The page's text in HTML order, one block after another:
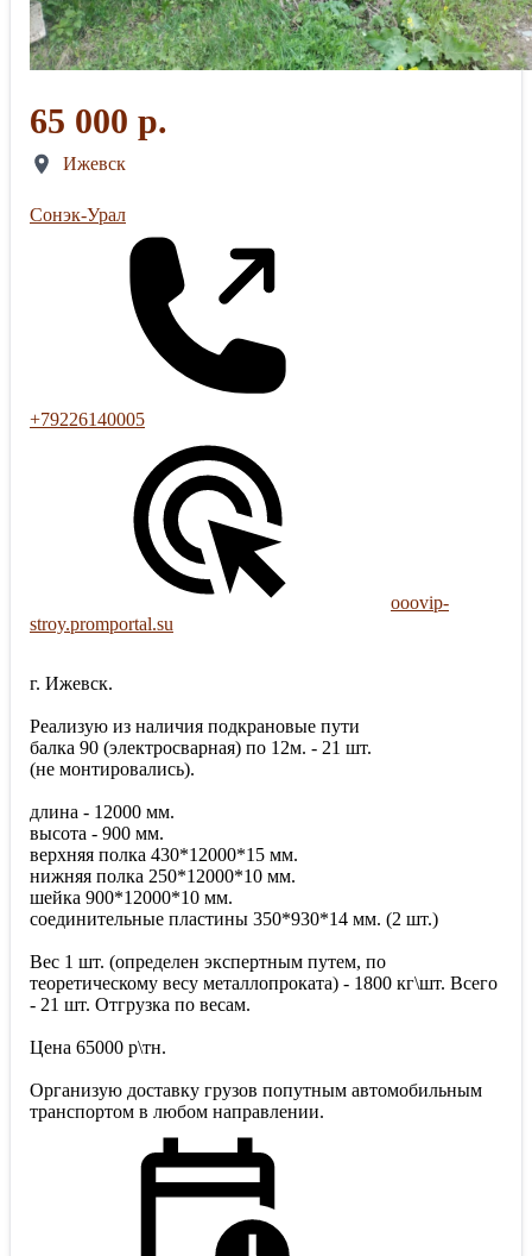
65 000 р.
Ижевск
Сонэк-Урал
+79226140005
ooovip-
stroy.promportal.su
г. Ижевск.
Реализую из наличия подкрановые пути
балка 90 (электросварная) по 12м. - 21 шт.
(не монтировались).
длина - 12000 мм.
высота - 900 мм.
верхняя полка 430*12000*15 мм.
нижняя полка 250*12000*10 мм.
шейка 900*12000*10 мм.
соединительные пластины 350*930*14 мм. (2 шт.)
Вес 1 шт. (определен экспертным путем, по
теоретическому весу металлопроката) - 1800 кг\шт. Всего
- 21 шт. Отгрузка по весам.
Цена 65000 р\тн.
Организую доставку грузов попутным автомобильным
транспортом в любом направлении.